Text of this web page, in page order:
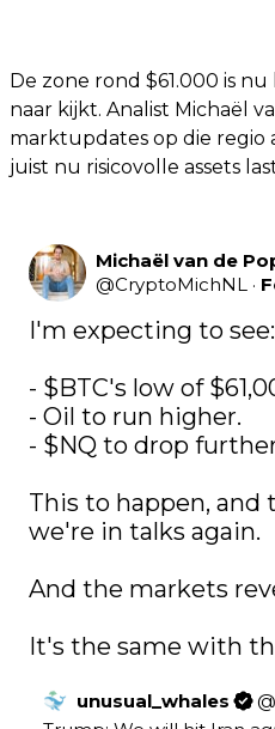
De zone rond $61.000 is
naar kijkt. Analist Michaël
marktupdates op die
juist nu risicovolle assets
Michaël van de
@CryptoMichNL ·
I'm expecting to see:
- $BTC's low of
- Oil to run higher.
- $NQ to drop
This to happen, and
we're in talks again.
And the markets
It's the same with
unusual_whales @